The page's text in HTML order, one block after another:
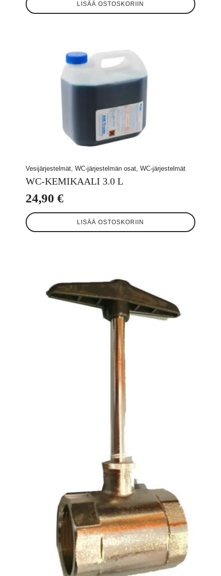
LISÄÄ OSTOSKORIIN
Vesijärjestelmät, WC-järjestelmän osat, WC-järjestelmät
WC-KEMIKAALI 3.0 L
24,90 €
LISÄÄ OSTOSKORIIN